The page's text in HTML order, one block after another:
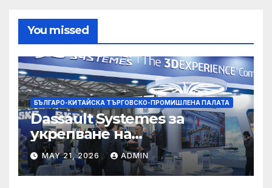
You missed
БЪЛГАРО-КИТАЙСКА ТЪРГОВСКО-ПРОМИШЛЕНА ПАЛАТА
Dassault Systemes за
укрепване на
изграждането на AI
екосистема в Китай
MAY 21, 2026 ADMIN